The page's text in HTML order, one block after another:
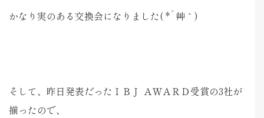
かなり実のある交換会になりました( *´艸｀)
そして、昨日発表だったＩＢＪ ＡＷＡＲＤ受賞の3社が
揃ったので、